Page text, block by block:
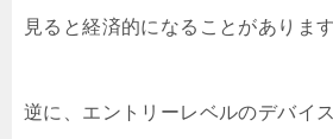
見ると経済的になることがあります
逆に、エントリーレベルのデバイ